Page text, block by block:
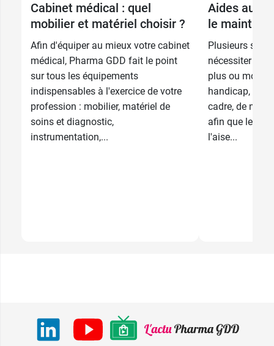
Cabinet médical : quel
mobilier et matériel choisir ?
Afin d'équiper au mieux votre cabinet
médical, Pharma GDD fait le point
sur tous les équipements
indispensables à l'exercice de votre
profession : mobilier, matériel de
soins et diagnostic,
instrumentation,...
Aides au
le maintien
Plusieurs
nécessiter un
plus ou moins
handicap,
cadre, de
afin que le
l'aise...